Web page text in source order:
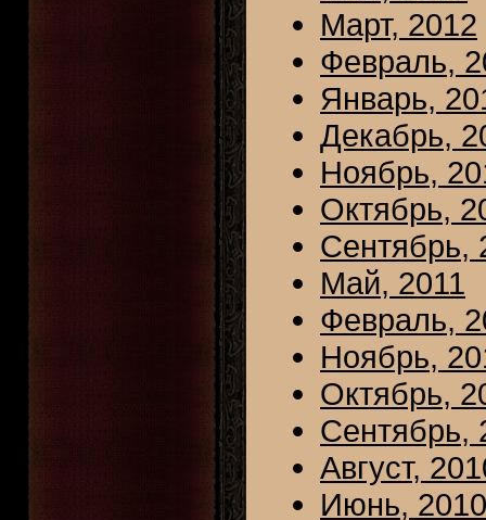
Март, 2012
Февраль,
Январь,
Декабрь,
Ноябрь,
Октябрь,
Сентябрь,
Май, 2011
Февраль,
Ноябрь,
Октябрь,
Сентябрь,
Август,
Июнь, 2010